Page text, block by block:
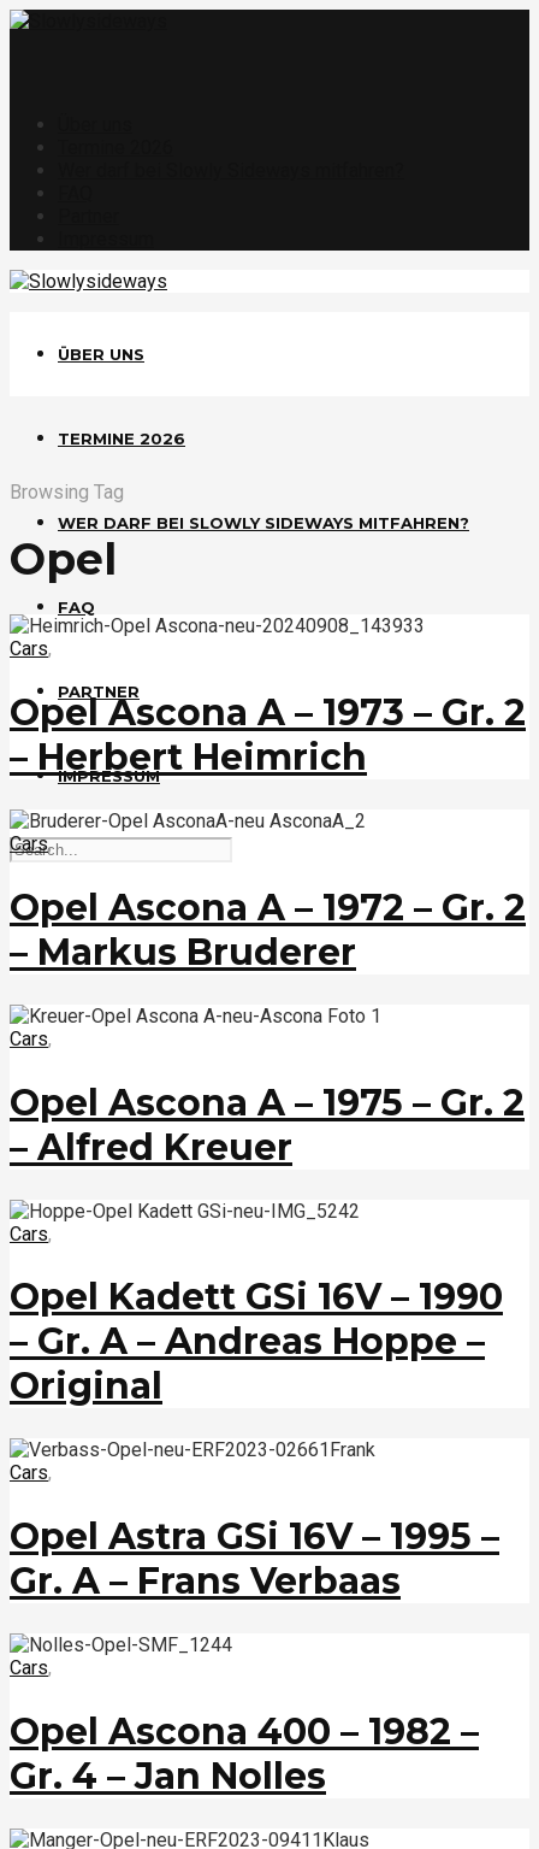
ÜBER UNS
TERMINE 2026
WER DARF BEI SLOWLY SIDEWAYS MITFAHREN?
FAQ
PARTNER
IMPRESSUM
Browsing Tag
Opel
Cars,
Opel Ascona A – 1973 – Gr. 2
– Herbert Heimrich
Cars,
Opel Ascona A – 1972 – Gr. 2
– Markus Bruderer
Cars,
Opel Ascona A – 1975 – Gr. 2
– Alfred Kreuer
Cars,
Opel Kadett GSi 16V – 1990
– Gr. A – Andreas Hoppe –
Original
Cars,
Opel Astra GSi 16V – 1995 –
Gr. A – Frans Verbaas
Cars,
Opel Ascona 400 – 1982 –
Gr. 4 – Jan Nolles